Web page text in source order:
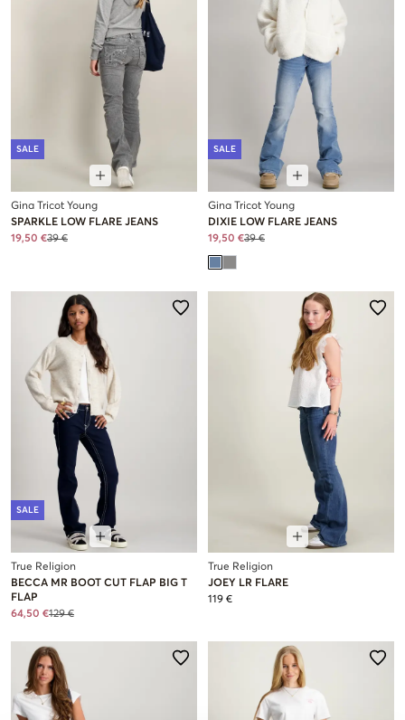
SALE
Gina Tricot Young
SPARKLE LOW FLARE JEANS
19,50 €39 €
SALE
Gina Tricot Young
DIXIE LOW FLARE JEANS
19,50 €39 €
SALE
True Religion
BECCA MR BOOT CUT FLAP BIG T
FLAP
64,50 €129 €
True Religion
JOEY LR FLARE
119 €